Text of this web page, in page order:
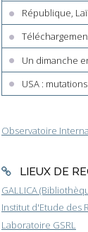
République,
Un dimanche
USA :
Observatoire
LIEUX DE
GALLICA
Institut d'Etude des
Laboratoire GSRL